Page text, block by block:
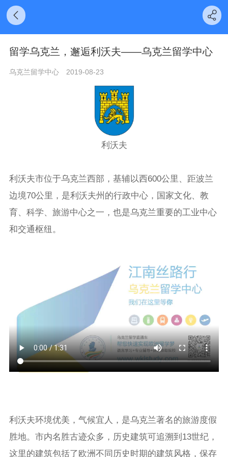
留学乌克兰，邂逅利沃夫——乌克兰留学中心
乌克兰留学中心 2019-08-23
利沃夫
利沃夫市位于乌克兰西部，基辅以西600公里、距波兰
边境70公里，是利沃夫州的行政中心，国家文化、教
育、科学、旅游中心之一，也是乌克兰重要的工业中心
和交通枢纽。
利沃夫环境优美，气候宜人，是乌克兰著名的旅游度假
胜地。市内名胜古迹众多，历史建筑可追溯到13世纪，
这里的建筑包括了欧洲不同历史时期的建筑风格，保存